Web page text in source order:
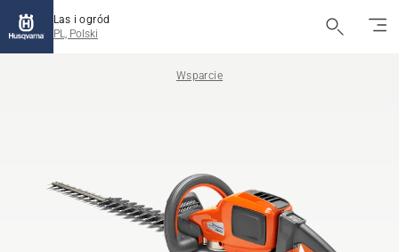
Las i ogród
PL, Polski
Wsparcie